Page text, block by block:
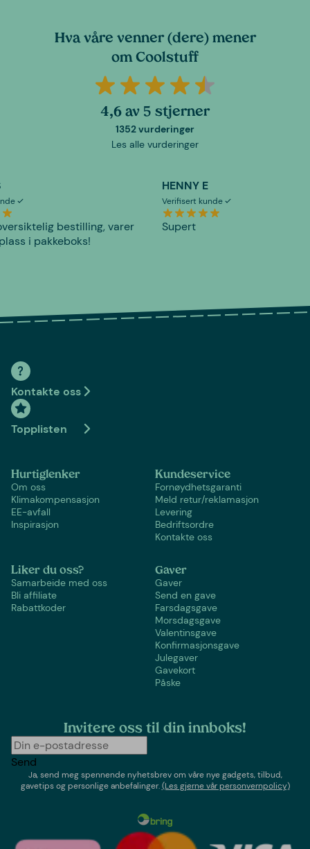
Hva våre venner (dere) mener
om Coolstuff
4,6 av 5 stjerner
1352 vurderinger
Les alle vurderinger
bestilling, varer
i pakkeboks!
HENNY E
Verifisert kunde
Supert
Kontakte oss
Topplisten
Hurtiglenker
Om oss
Klimakompensasjon
EE-avfall
Inspirasjon
Kundeservice
Fornøydhetsgaranti
Meld retur/reklamasjon
Levering
Bedriftsordre
Kontakte oss
Liker du oss?
Samarbeide med oss
Bli affiliate
Rabattkoder
Gaver
Gaver
Send en gave
Farsdagsgave
Morsdagsgave
Valentinsgave
Konfirmasjonsgave
Julegaver
Gavekort
Påske
Invitere oss til din innboks!
Send
Ja, send meg spennende nyhetsbrev om våre nye gadgets, tilbud,
gavetips og personlige anbefalinger.(Les gjerne vår personvernpolicy)